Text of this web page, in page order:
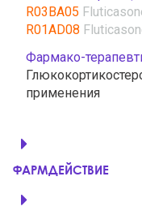
R03BA05
R01AD08
Фармако-
применения
ФАРМДЕЙСТВИЕ